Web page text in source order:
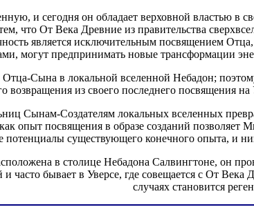
и сегодня он обладает верховной властью в
что От Века Древние из правительства
является исключительным посвящением
могут предпринимать новые трансформации
Сына в локальной вселенной Небадон;
из своего последнего посвящения
Сынам-Создателям локальных вселенных
опыт посвящения в образе созданий
существующего конечного опыта, и
в столице Небадона Салвингтоне, он
часто бывает в Уверсе, где совещается с От
случаях становится